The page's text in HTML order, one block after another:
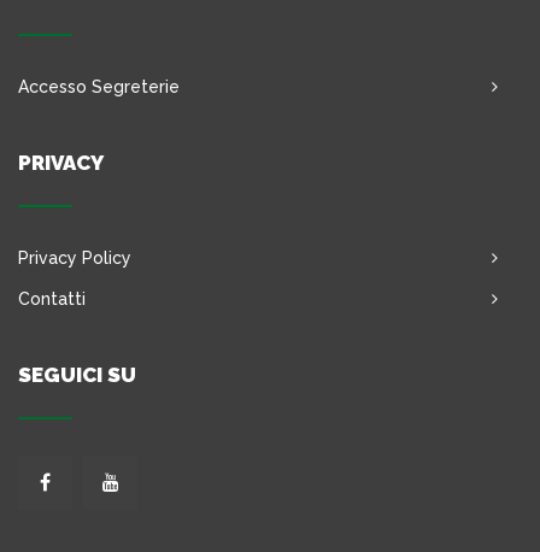
Accesso Segreterie
PRIVACY
Privacy Policy
Contatti
SEGUICI SU